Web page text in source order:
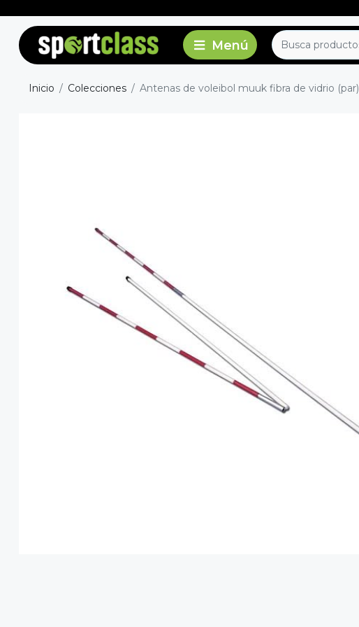
Inicio Colecciones Antenas de voleibol muuk fibra de vidrio (par)